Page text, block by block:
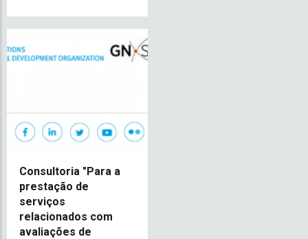
Consultoria "Para a
prestação de
serviços
relacionados com
avaliações de